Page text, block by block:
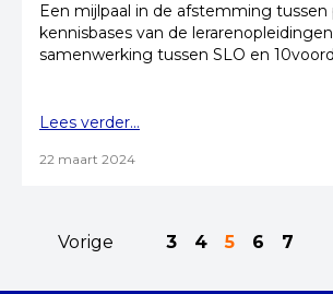
Een mijlpaal in de afstemming tussen
kennisbases van de
samenwerking tussen SLO en
Lees verder...
22 maart 2024
Vorige 3 4 5 6 7